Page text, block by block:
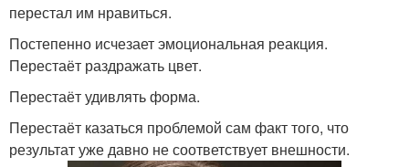
перестал им нравиться.
Постепенно исчезает эмоциональная реакция.
Перестаёт раздражать цвет.
Перестаёт удивлять форма.
Перестаёт казаться проблемой сам факт того, что
результат уже давно не соответствует внешности.